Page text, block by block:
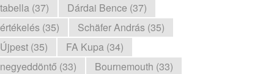
tabella (37)
Dárdai Bence (37)
értékelés (35)
Schäfer András (35)
Újpest (35)
FA Kupa (34)
negyeddöntő (33)
Bournemouth (33)